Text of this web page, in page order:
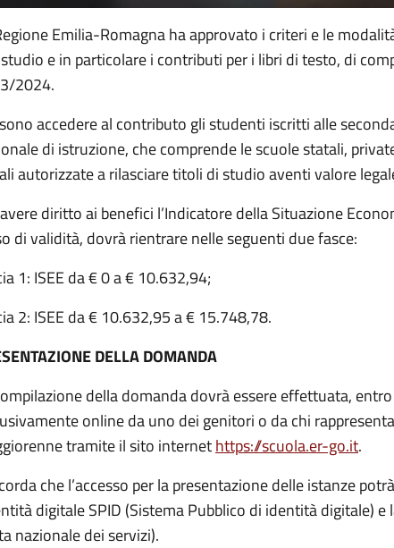
Emilia-Romagna ha approvato i criteri e le
e in particolare i contributi per i libri di testo, di
2024.
accedere al contributo gli studenti iscritti alle
di istruzione, che comprende le scuole statali,
autorizzate a rilasciare titoli di studio aventi valore
diritto ai benefici l’Indicatore della Situazione
di validità, dovrà rientrare nelle seguenti due fasce:
1: ISEE da € 0 a € 10.632,94;
2: ISEE da € 10.632,95 a € 15.748,78.
DELLA DOMANDA
della domanda dovrà essere effettuata,
online da uno dei genitori o da chi
tramite il sito internethttps://scuola.er-go.it.
che l’accesso per la presentazione delle istanze
digitale SPID (Sistema Pubblico di identità digitale) e
nazionale dei servizi).